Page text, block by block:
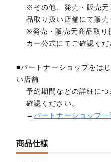
※その他、発売・販売
品取り扱い店舗にて販売
※発売・販売元商品取り
カー公式にてご確認くだ
■パートナーショップをは
い店舗
予約期間などの詳細に
確認ください。
→パートナーショップ一
商品仕様